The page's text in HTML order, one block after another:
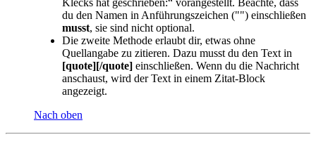
du den Namen in Anführungszeichen ("") einschließen
musst, sie sind nicht optional.
Die zweite Methode erlaubt dir, etwas ohne
Quellangabe zu zitieren. Dazu musst du den Text in
[quote][/quote] einschließen. Wenn du die Nachricht
anschaust, wird der Text in einem Zitat-Block
angezeigt.
Nach oben